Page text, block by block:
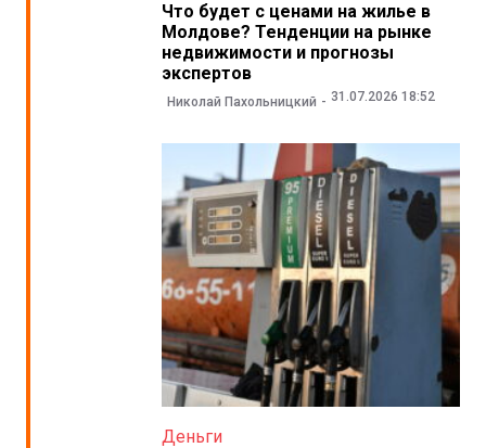
Что будет с ценами на жилье в
Молдове? Тенденции на рынке
недвижимости и прогнозы
экспертов
Николай Пахольницкий 31.07.2026 18:52
Деньги